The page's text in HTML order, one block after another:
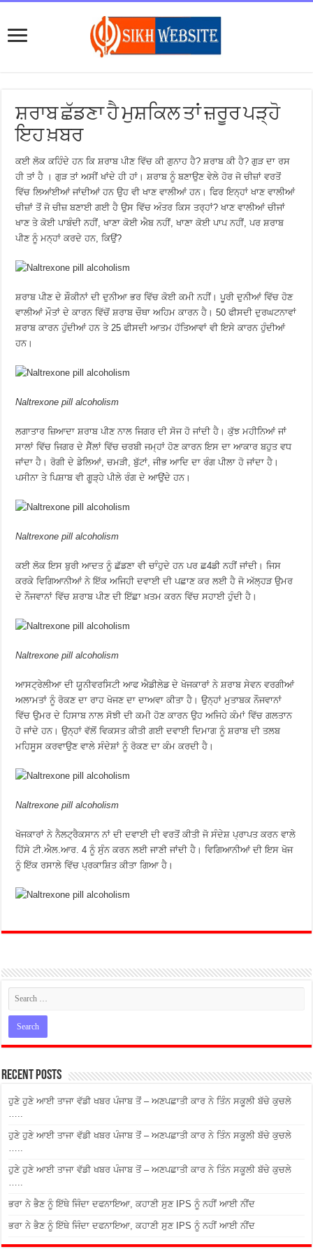
ਸ਼ਰਾਬ ਛੱਡਣਾ ਹੈ ਮੁਸ਼ਕਿਲ ਤਾਂ ਜ਼ਰੂਰ ਪੜ੍ਹੋ
ਇਹ ਖ਼ਬਰ
ਕਈ ਲੋਕ ਕਹਿੰਦੇ ਹਨ ਕਿ ਸ਼ਰਾਬ ਪੀਣ ਵਿੱਚ ਕੀ ਗੁਨਾਹ ਹੈ? ਸ਼ਰਾਬ ਕੀ ਹੈ? ਗੁੜ ਦਾ ਰਸ
ਹੀ ਤਾਂ ਹੈ । ਗੁੜ ਤਾਂ ਅਸੀਂ ਖਾਂਦੇ ਹੀ ਹਾਂ। ਸ਼ਰਾਬ ਨੂੰ ਬਣਾਉਣ ਵੇਲੇ ਹੋਰ ਜੋ ਚੀਜ਼ਾਂ ਵਰਤੋਂ
ਵਿੱਚ ਲਿਆਂਈਆਂ ਜਾਂਦੀਆਂ ਹਨ ਉਹ ਵੀ ਖਾਣ ਵਾਲੀਆਂ ਹਨ। ਫਿਰ ਇਨ੍ਹਾਂ ਖਾਣ ਵਾਲੀਆਂ
ਚੀਜ਼ਾਂ ਤੋਂ ਜੋ ਚੀਜ਼ ਬਣਾਈ ਗਈ ਹੈ ਉਸ ਵਿੱਚ ਅੰਤਰ ਕਿਸ ਤਰ੍ਹਾਂ? ਖਾਣ ਵਾਲੀਆਂ ਚੀਜਾਂ
ਖਾਣ ਤੇ ਕੋਈ ਪਾਬੰਦੀ ਨਹੀਂ, ਖਾਣਾ ਕੋਈ ਐਬ ਨਹੀਂ, ਖਾਣਾ ਕੋਈ ਪਾਪ ਨਹੀਂ, ਪਰ ਸ਼ਰਾਬ
ਪੀਣ ਨੂੰ ਮਨ੍ਹਾਂ ਕਰਦੇ ਹਨ, ਕਿਉਂ?
ਸ਼ਰਾਬ ਪੀਣ ਦੇ ਸ਼ੌਕੀਨਾਂ ਦੀ ਦੁਨੀਆ ਭਰ ਵਿੱਚ ਕੋਈ ਕਮੀ ਨਹੀਂ। ਪੂਰੀ ਦੁਨੀਆਂ ਵਿੱਚ ਹੋਣ
ਵਾਲੀਆਂ ਮੌਤਾਂ ਦੇ ਕਾਰਨ ਵਿੱਚੋਂ ਸ਼ਰਾਬ ਚੌਥਾ ਅਹਿਮ ਕਾਰਨ ਹੈ। 50 ਫੀਸਦੀ ਦੁਰਘਟਨਾਵਾਂ
ਸ਼ਰਾਬ ਕਾਰਨ ਹੁੰਦੀਆਂ ਹਨ ਤੇ 25 ਫੀਸਦੀ ਆਤਮ ਹੱਤਿਆਵਾਂ ਵੀ ਇਸੇ ਕਾਰਨ ਹੁੰਦੀਆਂ
ਹਨ।
Naltrexone pill alcoholism
ਲਗਾਤਾਰ ਜ਼ਿਆਦਾ ਸ਼ਰਾਬ ਪੀਣ ਨਾਲ ਜਿਗਰ ਦੀ ਸੋਜ ਹੋ ਜਾਂਦੀ ਹੈ। ਕੁੱਝ ਮਹੀਨਿਆਂ ਜਾਂ
ਸਾਲਾਂ ਵਿੱਚ ਜਿਗਰ ਦੇ ਸੈੱਲਾਂ ਵਿੱਚ ਚਰਬੀ ਜਮ੍ਹਾਂ ਹੋਣ ਕਾਰਨ ਇਸ ਦਾ ਆਕਾਰ ਬਹੁਤ ਵਧ
ਜਾਂਦਾ ਹੈ। ਰੋਗੀ ਦੇ ਡੇਲਿਆਂ, ਚਮੜੀ, ਬੁੱਟਾਂ, ਜੀਭ ਆਦਿ ਦਾ ਰੰਗ ਪੀਲਾ ਹੋ ਜਾਂਦਾ ਹੈ।
ਪਸੀਨਾ ਤੇ ਪਿਸ਼ਾਬ ਵੀ ਗੂੜ੍ਹੇ ਪੀਲੇ ਰੰਗ ਦੇ ਆਉਂਦੇ ਹਨ।
Naltrexone pill alcoholism
ਕਈ ਲੋਕ ਇਸ ਬੁਰੀ ਆਦਤ ਨੂੰ ਛੱਡਣਾ ਵੀ ਚਾੰਹੁਦੇ ਹਨ ਪਰ ਛ4ਡੀ ਨਹੀਂ ਜਾਂਦੀ। ਜਿਸ
ਕਰਕੇ ਵਿਗਿਆਨੀਆਂ ਨੇ ਇੱਕ ਅਜਿਹੀ ਦਵਾਈ ਦੀ ਪਛਾਣ ਕਰ ਲਈ ਹੈ ਜੋ ਅੱਲ੍ਹੜ ਉਮਰ
ਦੇ ਨੌਜਵਾਨਾਂ ਵਿੱਚ ਸ਼ਰਾਬ ਪੀਣ ਦੀ ਇੱਛਾ ਖ਼ਤਮ ਕਰਨ ਵਿੱਚ ਸਹਾਈ ਹੁੰਦੀ ਹੈ।
Naltrexone pill alcoholism
ਆਸਟ੍ਰੇਲੀਆ ਦੀ ਯੂਨੀਵਰਸਿਟੀ ਆਫ ਐਡੀਲੇਡ ਦੇ ਖੋਜਕਾਰਾਂ ਨੇ ਸ਼ਰਾਬ ਸੇਵਨ ਵਰਗੀਆਂ
ਅਲਾਮਤਾਂ ਨੂੰ ਰੋਕਣ ਦਾ ਰਾਹ ਖੋਜਣ ਦਾ ਦਾਅਵਾ ਕੀਤਾ ਹੈ। ਉਨ੍ਹਾਂ ਮੁਤਾਬਕ ਨੌਜਵਾਨਾਂ
ਵਿੱਚ ਉਮਰ ਦੇ ਹਿਸਾਬ ਨਾਲ ਸੋਝੀ ਦੀ ਕਮੀ ਹੋਣ ਕਾਰਨ ਉਹ ਅਜਿਹੇ ਕੰਮਾਂ ਵਿੱਚ ਗਲਤਾਨ
ਹੋ ਜਾਂਦੇ ਹਨ। ਉਨ੍ਹਾਂ ਵੱਲੋਂ ਵਿਕਸਤ ਕੀਤੀ ਗਈ ਦਵਾਈ ਦਿਮਾਗ ਨੂੰ ਸ਼ਰਾਬ ਦੀ ਤਲਬ
ਮਹਿਸੂਸ ਕਰਵਾਉਣ ਵਾਲੇ ਸੰਦੇਸ਼ਾਂ ਨੂੰ ਰੋਕਣ ਦਾ ਕੰਮ ਕਰਦੀ ਹੈ।
Naltrexone pill alcoholism
ਖੋਜਕਾਰਾਂ ਨੇ ਨੈਲਟ੍ਰੈਕਸਾਨ ਨਾਂ ਦੀ ਦਵਾਈ ਦੀ ਵਰਤੋਂ ਕੀਤੀ ਜੋ ਸੰਦੇਸ਼ ਪ੍ਰਾਪਤ ਕਰਨ ਵਾਲੇ
ਹਿੱਸੇ ਟੀ.ਐਲ.ਆਰ. 4 ਨੂੰ ਸੁੰਨ ਕਰਨ ਲਈ ਜਾਣੀ ਜਾਂਦੀ ਹੈ। ਵਿਗਿਆਨੀਆਂ ਦੀ ਇਸ ਖੋਜ
ਨੂੰ ਇੱਕ ਰਸਾਲੇ ਵਿੱਚ ਪ੍ਰਕਾਸ਼ਿਤ ਕੀਤਾ ਗਿਆ ਹੈ।
Recent Posts
ਹੁਣੇ ਹੁਣੇ ਆਈ ਤਾਜਾ ਵੱਡੀ ਖਬਰ ਪੰਜਾਬ ਤੋਂ – ਅਣਪਛਾਤੀ ਕਾਰ ਨੇ ਤਿੰਨ ਸਕੂਲੀ ਬੱਚੇ ਕੁਚਲੇ
…..
ਹੁਣੇ ਹੁਣੇ ਆਈ ਤਾਜਾ ਵੱਡੀ ਖਬਰ ਪੰਜਾਬ ਤੋਂ – ਅਣਪਛਾਤੀ ਕਾਰ ਨੇ ਤਿੰਨ ਸਕੂਲੀ ਬੱਚੇ ਕੁਚਲੇ
…..
ਹੁਣੇ ਹੁਣੇ ਆਈ ਤਾਜਾ ਵੱਡੀ ਖਬਰ ਪੰਜਾਬ ਤੋਂ – ਅਣਪਛਾਤੀ ਕਾਰ ਨੇ ਤਿੰਨ ਸਕੂਲੀ ਬੱਚੇ ਕੁਚਲੇ
…..
ਭਰਾ ਨੇ ਭੈਣ ਨੂੰ ਇੱਥੇ ਜਿੰਦਾ ਦਫਨਾਇਆ, ਕਹਾਣੀ ਸੁਣ IPS ਨੂੰ ਨਹੀਂ ਆਈ ਨੀਂਦ
ਭਰਾ ਨੇ ਭੈਣ ਨੂੰ ਇੱਥੇ ਜਿੰਦਾ ਦਫਨਾਇਆ, ਕਹਾਣੀ ਸੁਣ IPS ਨੂੰ ਨਹੀਂ ਆਈ ਨੀਂਦ